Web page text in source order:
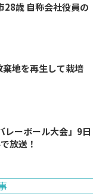
28歳 自称会社役員の
地を再生して栽培
レーボール大会」9日
放送！